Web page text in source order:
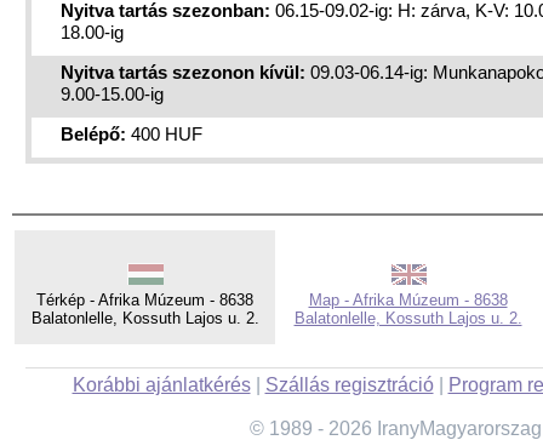
Nyitva tartás szezonban: 06.15-09.02-ig: H: zárva, K-V:
18.00-ig
Nyitva tartás szezonon kívül: 09.03-06.14-ig:
9.00-15.00-ig
Belépő: 400 HUF
Térkép - Afrika Múzeum - 8638
Balatonlelle, Kossuth Lajos u. 2.
Map - Afrika Múzeum - 8638
Balatonlelle, Kossuth Lajos u. 2.
Korábbi ajánlatkérés| Szállás regisztráció| Program
© 1989 - 2026